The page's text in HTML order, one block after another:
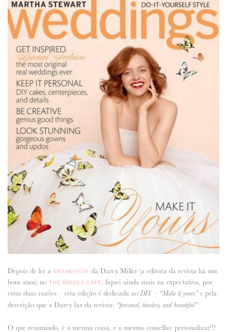
ANUNCIE CONNOSCO
Depois de ler a ENTREVISTA da Darcy Miller (a editora da revista há uns
bons anos) no THE BRIDE’S CAFE, fiquei ainda mais na expectativa, por
estas duas razões – esta edição é dedicada ao DIY– “Make it yours”e pela
descrição que a Darcy faz da revista: “personal, timeless, and beautiful”
O que resumindo, é a mesma coisa, e o mesmo conselho: personalizar!!!